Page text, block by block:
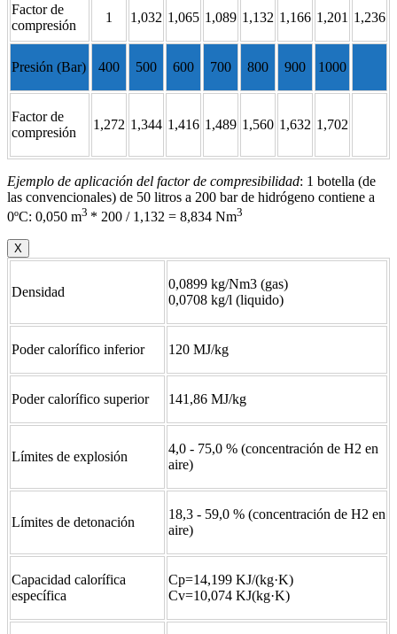
Factor de
compresión
1 1,032 1,065 1,089 1,132 1,166 1,201 1,236
Presión (Bar) 400 500 600 700 800 900 1000
Factor de
compresión
1,272 1,344 1,416 1,489 1,560 1,632 1,702
Ejemplo de aplicación del factor de compresibilidad: 1 botella (de
las convencionales) de 50 litros a 200 bar de hidrógeno contiene a
0ºC: 0,050 m3 * 200 / 1,132 = 8,834 Nm3
X
Densidad
0,0899 kg/Nm3 (gas)
0,0708 kg/l (liquido)
Poder calorífico inferior 120 MJ/kg
Poder calorífico superior 141,86 MJ/kg
Límites de explosión
4,0 - 75,0 % (concentración de H2 en
aire)
Límites de detonación
18,3 - 59,0 % (concentración de H2 en
aire)
Capacidad calorífica
específica
Cp=14,199 KJ/(kg·K)
Cv=10,074 KJ(kg·K)